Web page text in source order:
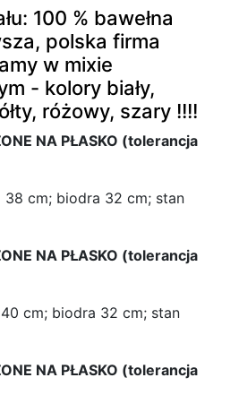
100 % bawełna
polska firma
w mixie
- kolory biały,
różowy, szary !!!!
NA PŁASKO (tolerancja
38 cm; biodra 32 cm; stan
NA PŁASKO (tolerancja
cm; biodra 32 cm; stan
NA PŁASKO (tolerancja